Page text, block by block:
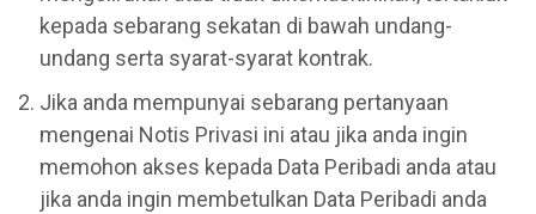
kepada sebarang sekatan di bawah undang-
undang serta syarat-syarat kontrak.
Jika anda mempunyai sebarang pertanyaan
mengenai Notis Privasi ini atau jika anda ingin
memohon akses kepada Data Peribadi anda atau
jika anda ingin membetulkan Data Peribadi anda